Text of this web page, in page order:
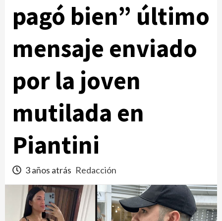
pagó bien” último
mensaje enviado
por la joven
mutilada en
Piantini
3 años atrás Redacción